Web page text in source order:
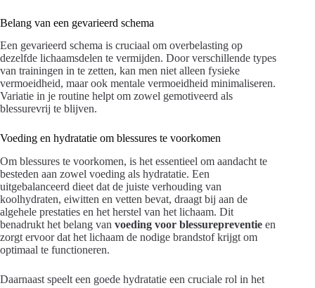
Belang van een gevarieerd schema
Een gevarieerd schema is cruciaal om overbelasting op
dezelfde lichaamsdelen te vermijden. Door verschillende types
van trainingen in te zetten, kan men niet alleen fysieke
vermoeidheid, maar ook mentale vermoeidheid minimaliseren.
Variatie in je routine helpt om zowel gemotiveerd als
blessurevrij te blijven.
Voeding en hydratatie om blessures te voorkomen
Om blessures te voorkomen, is het essentieel om aandacht te
besteden aan zowel voeding als hydratatie. Een
uitgebalanceerd dieet dat de juiste verhouding van
koolhydraten, eiwitten en vetten bevat, draagt bij aan de
algehele prestaties en het herstel van het lichaam. Dit
benadrukt het belang van voeding voor blessurepreventie en
zorgt ervoor dat het lichaam de nodige brandstof krijgt om
optimaal te functioneren.
Daarnaast speelt een goede hydratatie een cruciale rol in het